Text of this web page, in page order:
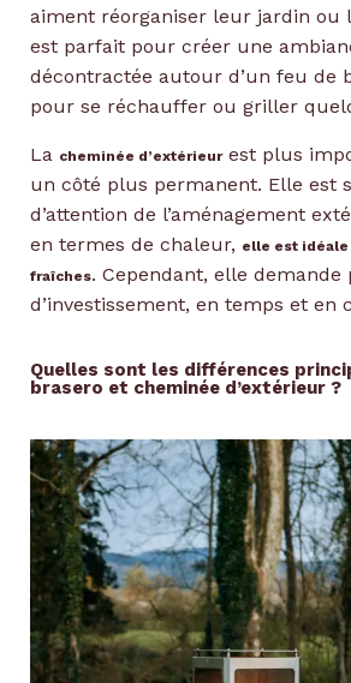
aiment réorganiser leur jardin ou
est parfait pour créer une
décontractée autour d’un feu de
pour se réchauffer ou griller
La cheminée d’extérieurest plus
un côté plus permanent. Elle est
d’attention de l’aménagement
en termes de chaleur, elle est
fraîches. Cependant, elle demande
d’investissement, en temps et en
Quelles sont les différences
brasero et cheminée d’extérieur ?